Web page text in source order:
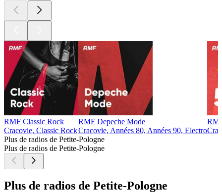
RMF Classic Rock
Cracovie, Classic Rock
RMF Depeche Mode
Cracovie, Années 80, Années 90, Electro
Plus de radios de Petite-Pologne
Plus de radios de Petite-Pologne
Plus de radios de Petite-Pologne